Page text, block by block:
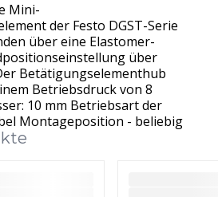
Mini-
der Festo DGST-Serie
über eine Elastomer-
über
Betätigungselementhub
Betriebsdruck von 8
10 mm Betriebsart der
Montageposition - beliebig